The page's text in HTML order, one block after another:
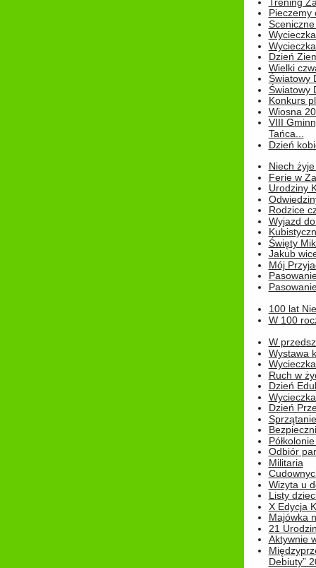
Pieczemy
Dzień
Wielki
Światowy
Światowy
Konkurs
Wiosna
VIII
Tańca...
Dzień
Niech
Ferie w
Urodziny
Rodzice
Wyjazd
Święty
Jakub
Mój
100 lat
W 100
W
Wystawa
Ruch w
Dzień
Dzień
Odbiór
Militaria
Wizyta u
Listy
X Edycja
Majówka
21
Aktywnie
Debiuty”